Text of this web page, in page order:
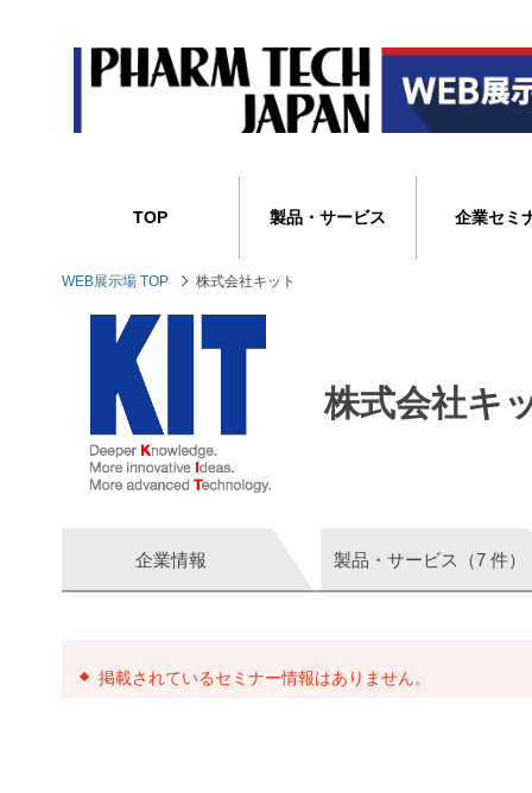
TOP 製品・サービス 企業セミ
WEB展示場 TOP 株式会社キット
株式会社キ
企業情報 製品・サービス（7 件）
掲載されているセミナー情報はありません。